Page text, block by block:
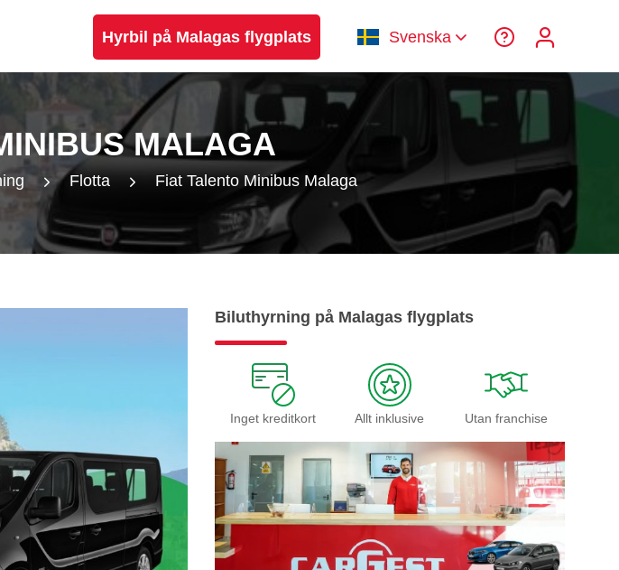
Hyrbil på Malagas flygplats Svenska
MALAGA
Flotta Fiat Talento Minibus Malaga
Biluthyrning på Malagas flygplats
Inget kreditkort Allt inklusive Utan franchise